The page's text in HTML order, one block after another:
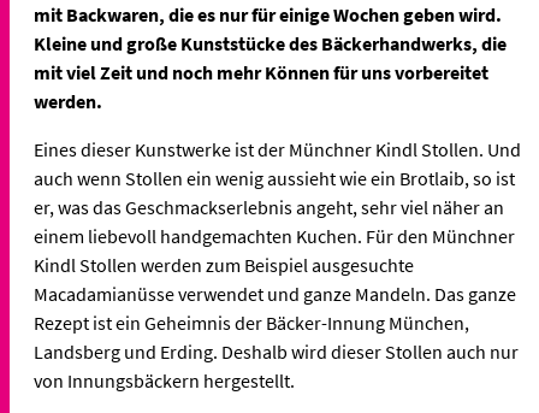
mit Backwaren, die es nur für einige Wochen geben wird.
Kleine und große Kunststücke des Bäckerhandwerks, die
mit viel Zeit und noch mehr Können für uns vorbereitet
werden.
Eines dieser Kunstwerke ist der Münchner Kindl Stollen. Und
auch wenn Stollen ein wenig aussieht wie ein Brotlaib, so ist
er, was das Geschmackserlebnis angeht, sehr viel näher an
einem liebevoll handgemachten Kuchen. Für den Münchner
Kindl Stollen werden zum Beispiel ausgesuchte
Macadamianüsse verwendet und ganze Mandeln. Das ganze
Rezept ist ein Geheimnis der Bäcker-Innung München,
Landsberg und Erding. Deshalb wird dieser Stollen auch nur
von Innungsbäckern hergestellt.